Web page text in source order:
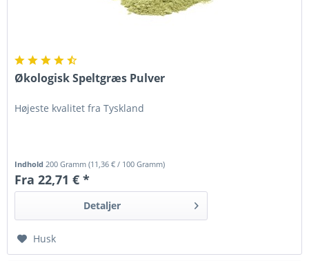
Økologisk Speltgræs Pulver
Højeste kvalitet fra Tyskland
Indhold200 Gramm(11,36 € / 100 Gramm)
Fra 22,71 € *
Detaljer
Husk